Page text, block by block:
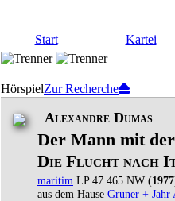
Start Kartei
HörspielZur Recherche
Alexandre Dumas
Der Mann mit
Die Flucht nach
maritim LP 47 465 NW (1977
aus dem Hause Gruner + Jahr